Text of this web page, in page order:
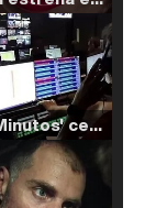
'120 Minutos' celebra sus 2.000 programas en Telemadrid con un vídeo del día a día en la redacción